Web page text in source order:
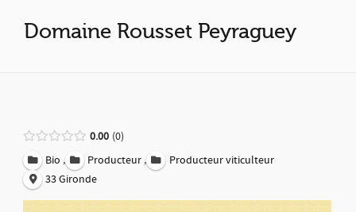
Domaine Rousset Peyraguey
0.00 0
Bio , Producteur ,
Producteur viticulteur
33 Gironde